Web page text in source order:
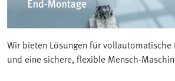
Wir bieten Lösungen für
und eine sichere, flexible Mensch-